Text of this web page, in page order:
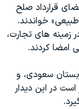
قرارداد صلح
خواندند.
زمینه های تجارت،
امضا کردند.
سعودی، و
در این دیدار